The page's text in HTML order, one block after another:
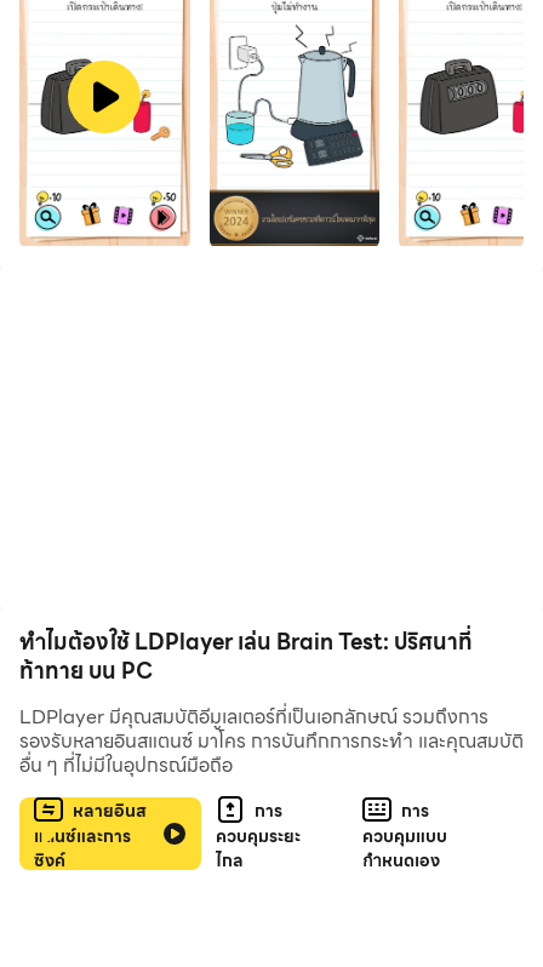
ไฟล์เป็นเรื่องง่ายมาก
ดาวน์โหลด Brain Test: ปริศนาที่ท้าทาย และเรียกใช้บนพีซี
ของคุณ เพลิดเพลินไปกับหน้าจอขนาดใหญ่และคุณภาพ
ความคมชัดสูงของเวอร์ชันพีซี!
เกมทดสอบสมอง สนุกจนวางไม่ลงและที่สำคัญ ฟรี! มีทั้งเกม
ปริศนาที่ตลก สนุก และท้าทาย คุณจะได้ลับสมองของคุณ ไป
พร้อมๆกับการผ่อนคลายกับเกมส์สนุกๆ เล่นได้ทุกเพศ ทุกวัย
พัฒนาสมองของคุณด้วยเกมส์ฝึกสมองที่ดีที่สุด
สมองประลองปัญญาของเรา! เกมฝึกสมองและเกมไอคิวมีไว้
เพื่อพัฒนาสมอง คุณสามารถเล่นเกมที่ดีที่สุดแบบออฟไลน์
เกมนี้ประกอบไปด้วย:
• ปริศนากวนโอ้ย
• เกมทายคำตลกๆ
ทำไมต้องใช้ LDPlayer เล่น Brain Test: ปริศนาที่
ท้าทาย บน PC
LDPlayer มีคุณสมบัติอีมูเลเตอร์ที่เป็นเอกลักษณ์ รวมถึงการ
รองรับหลายอินสแตนซ์ มาโคร การบันทึกการกระทำ และคุณสมบัติ
อื่น ๆ ที่ไม่มีในอุปกรณ์มือถือ
หลายอินส
แตนซ์และการ
ซิงค์
การ
ควบคุมระยะ
ไกล
การ
ควบคุมแบบ
กำหนดเอง